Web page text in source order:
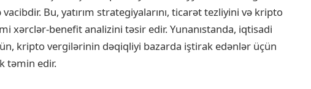
Bu, yatırım strategiyalarını, ticarət tezliyini və kripto
xərclər-benefit analizini təsir edir. Yunanıstanda, iqtisadi
kripto vergilərinin dəqiqliyi bazarda iştirak edənlər üçün
təmin edir.